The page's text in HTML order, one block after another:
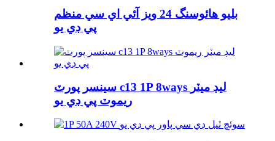
بليو هائوسنگ 24 ويز آئي اي سي منظم
پي ڊي يو
سينسر پورٽ c13 1P 8ways ليڊ ميٽر
ريموٽ پي ڊي يو